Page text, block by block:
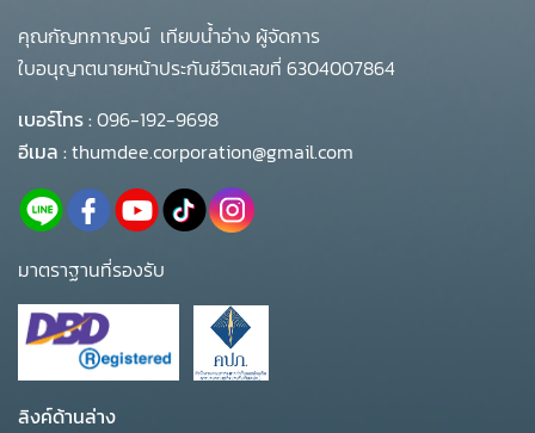
คุณกัญทกาญจน์ เทียบน้ำอ่าง ผู้จัดการ
ใบอนุญาตนายหน้าประกันชีวิตเลขที่ 6304007864
เบอร์โทร :096-192-9698
อีเมล :thumdee.corporation@gmail.com
มาตราฐานที่รองรับ
ลิงค์ด้านล่าง